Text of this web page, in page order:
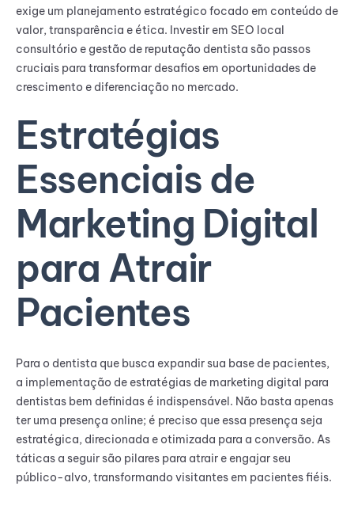
exige um planejamento estratégico focado em conteúdo de
valor, transparência e ética. Investir em SEO local
consultório e gestão de reputação dentista são passos
cruciais para transformar desafios em oportunidades de
crescimento e diferenciação no mercado.
Estratégias
Essenciais de
Marketing Digital
para Atrair
Pacientes
Para o dentista que busca expandir sua base de pacientes,
a implementação de estratégias de marketing digital para
dentistas bem definidas é indispensável. Não basta apenas
ter uma presença online; é preciso que essa presença seja
estratégica, direcionada e otimizada para a conversão. As
táticas a seguir são pilares para atrair e engajar seu
público-alvo, transformando visitantes em pacientes fiéis.